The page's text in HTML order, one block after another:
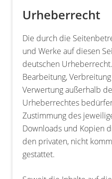
Urheberrecht
Die durch die
und Werke auf diesen
deutschen
Bearbeitung,
Verwertung außerhalb
Urheberrechtes
Zustimmung des
Downloads und Kopien
den privaten, nicht
gestattet.